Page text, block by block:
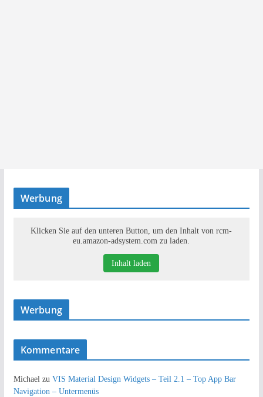
Werbung
Klicken Sie auf den unteren Button, um den Inhalt von rcm-
eu.amazon-adsystem.com zu laden.
Inhalt laden
Werbung
Kommentare
Michaelzu VIS Material Design Widgets – Teil 2.1 – Top App Bar
Navigation – Untermenüs